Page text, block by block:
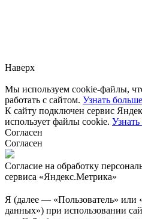
Наверх
Мы используем cookie-файлы,
работать с сайтом. Узнать больше
К сайту подключен сервис
использует файлы cookie.
Согласен
Согласен
Согласие на обработку
сервиса «Яндекс.Метрика»
Я (далее — «Пользователь» или
данных») при использовании